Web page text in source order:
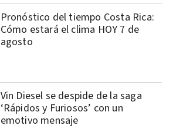
Pronóstico del tiempo Costa Rica:
Cómo estará el clima HOY 7 de
agosto
Vin Diesel se despide de la saga
‘Rápidos y Furiosos’ con un
emotivo mensaje